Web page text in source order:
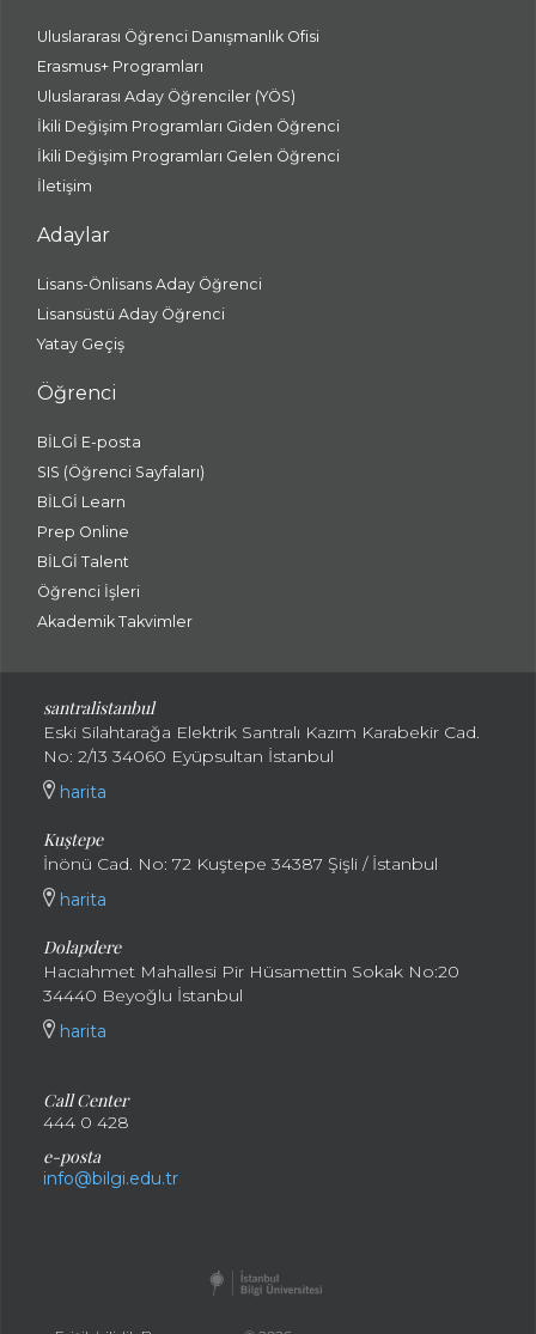
Uluslararası Öğrenci Danışmanlık Ofisi
Erasmus+ Programları
Uluslararası Aday Öğrenciler (YÖS)
İkili Değişim Programları Giden Öğrenci
İkili Değişim Programları Gelen Öğrenci
İletişim
Adaylar
Lisans-Önlisans Aday Öğrenci
Lisansüstü Aday Öğrenci
Yatay Geçiş
Öğrenci
BİLGİ E-posta
SIS (Öğrenci Sayfaları)
BİLGİ Learn
Prep Online
BİLGİ Talent
Öğrenci İşleri
Akademik Takvimler
santralistanbul
Eski Silahtarağa Elektrik Santralı Kazım Karabekir Cad.
No: 2/13 34060 Eyüpsultan İstanbul
harita
Kuştepe
İnönü Cad. No: 72 Kuştepe 34387 Şişli / İstanbul
harita
Dolapdere
Hacıahmet Mahallesi Pir Hüsamettin Sokak No:20
34440 Beyoğlu İstanbul
harita
Call Center
444 0 428
e-posta
info@bilgi.edu.tr